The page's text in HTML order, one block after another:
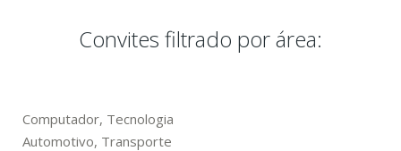
Convites filtrado por área:
Computador, Tecnologia
Automotivo, Transporte